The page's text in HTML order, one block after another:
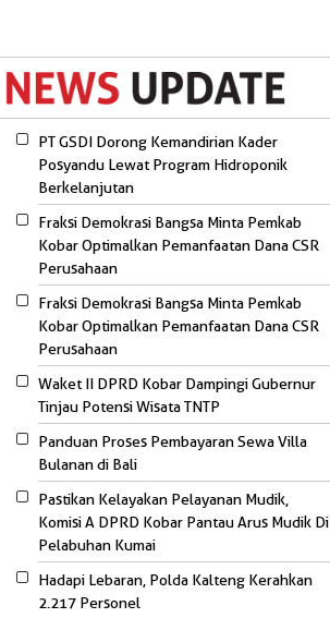
PT GSDI Dorong Kemandirian Kader
Posyandu Lewat Program Hidroponik
Berkelanjutan
Fraksi Demokrasi Bangsa Minta Pemkab
Kobar Optimalkan Pemanfaatan Dana CSR
Perusahaan
Fraksi Demokrasi Bangsa Minta Pemkab
Kobar Optimalkan Pemanfaatan Dana CSR
Perusahaan
Waket II DPRD Kobar Dampingi Gubernur
Tinjau Potensi Wisata TNTP
Panduan Proses Pembayaran Sewa Villa
Bulanan di Bali
Pastikan Kelayakan Pelayanan Mudik,
Komisi A DPRD Kobar Pantau Arus Mudik Di
Pelabuhan Kumai
Hadapi Lebaran, Polda Kalteng Kerahkan
2.217 Personel